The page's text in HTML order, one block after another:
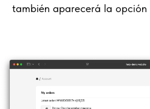
también aparecerá la